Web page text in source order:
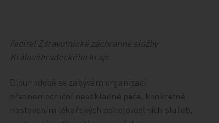
ředitel Zdravotnické záchranné služby
Královéhradeckého kraje
Dlouhodobě se zabývám organizací
přednemocniční neodkladné péče, konkrétně
nastavením lékařských pohotovostních služeb,